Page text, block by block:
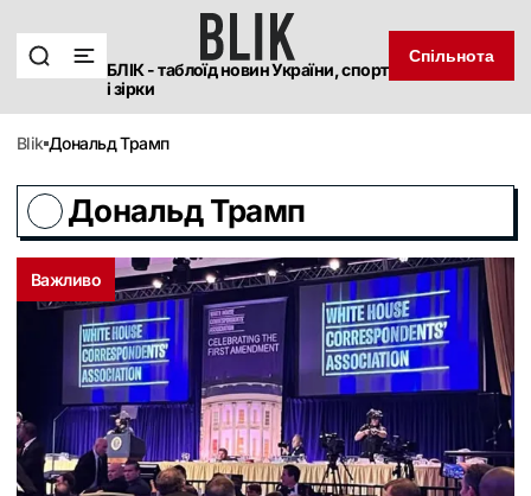
БЛІК - таблоїд новин України, спорт
і зірки
Спільнота
blik Дональд Трамп
Дональд Трамп
Важливо